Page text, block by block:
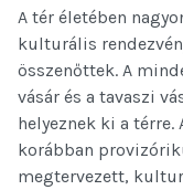
A tér életében
kulturális
összenőttek. A
vásár és a tavaszi
helyeznek ki a
korábban
megtervezett,